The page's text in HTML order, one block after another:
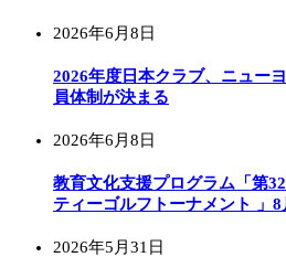
2026年6月8日
2026年度日本クラブ、ニュー
員体制が決まる
2026年6月8日
教育文化支援プログラム「第
ティーゴルフトーナメント 」
2026年5月31日